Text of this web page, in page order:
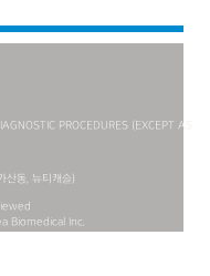
PROCEDURES (EXCEPT AS
동, 뉴티캐슬)
Biomedical Inc.